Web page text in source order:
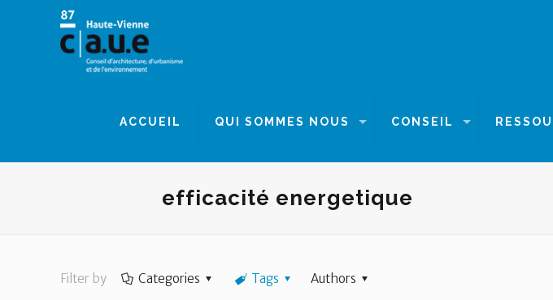
ACCUEIL QUI SOMMES NOUS CONSEIL
efficacité energetique
Filter by Categories Tags Authors
Panneau de gestion des cookies